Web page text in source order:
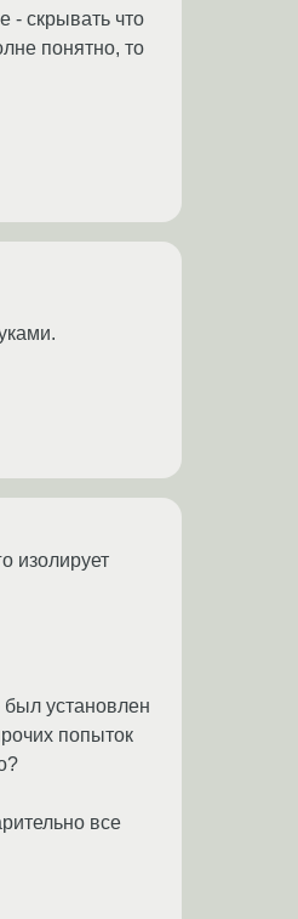
- скрывать что
понятно, то
изолирует
был установлен
попыток
все